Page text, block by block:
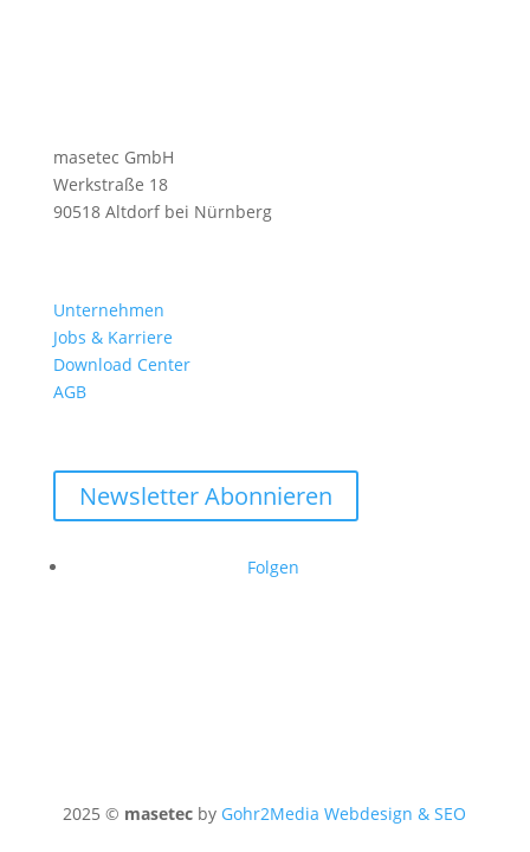
masetec GmbH
Werkstraße 18
90518 Altdorf bei Nürnberg
Unternehmen
Jobs & Karriere
Download Center
AGB
Newsletter Abonnieren
Folgen
2025 © masetec by Gohr2Media Webdesign & SEO